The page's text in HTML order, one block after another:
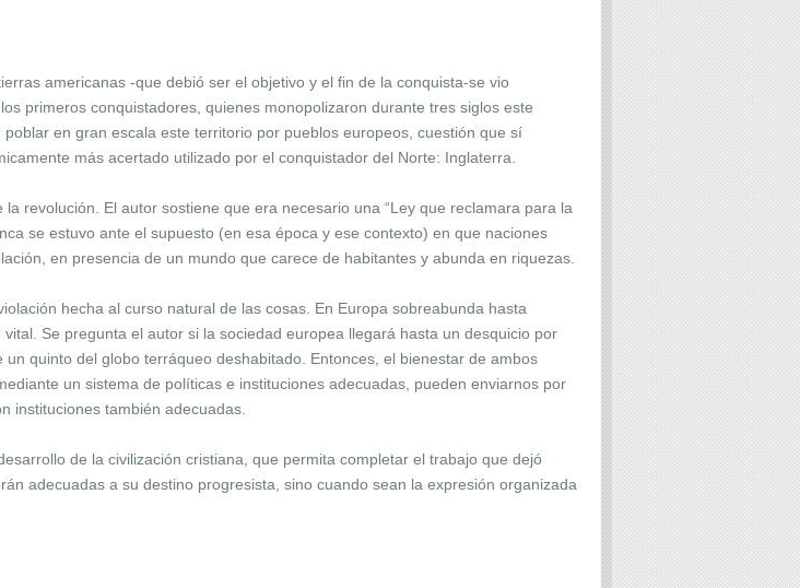
americanas -que debió ser el objetivo y el fin de la conquista-se vio
primeros conquistadores, quienes monopolizaron durante tres siglos este
en gran escala este territorio por pueblos europeos, cuestión que sí
más acertado utilizado por el conquistador del Norte: Inglaterra.
revolución. El autor sostiene que era necesario una “Ley que reclamara para la
se estuvo ante el supuesto (en esa época y ese contexto) en que naciones
en presencia de un mundo que carece de habitantes y abunda en riquezas.
hecha al curso natural de las cosas. En Europa sobreabunda hasta
Se pregunta el autor si la sociedad europea llegará hasta un desquicio por
quinto del globo terráqueo deshabitado. Entonces, el bienestar de ambos
un sistema de políticas e instituciones adecuadas, pueden enviarnos por
instituciones también adecuadas.
de la civilización cristiana, que permita completar el trabajo que dejó
adecuadas a su destino progresista, sino cuando sean la expresión organizada